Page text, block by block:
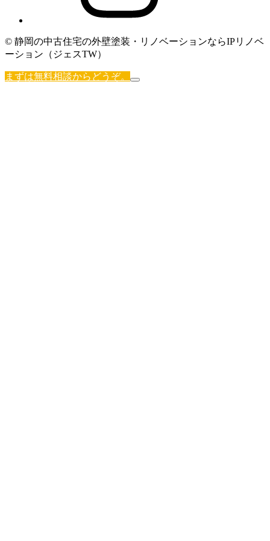
© 静岡の中古住宅の外壁塗装・リノベーションならIPリノベ
ーション（ジェスTW）
まずは無料相談からどうぞ。